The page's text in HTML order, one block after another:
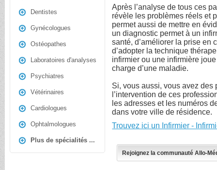
Dentistes
Gynécologues
Ostéopathes
Laboratoires d'analyses
Psychiatres
Vétérinaires
Cardiologues
Ophtalmologues
Plus de spécialités ...
Après l’analyse de tous ces
révèle les problèmes réels et
permet aussi de mettre en
un diagnostic permet à un
santé, d’améliorer la prise en
d’adopter la technique
infirmier ou une infirmière
charge d’une maladie.
Si, vous aussi, vous avez
l’intervention de ces
les adresses et les numéros
dans votre ville de résidence.
Trouvez ici un Infirmier -
Rejoignez la communauté Allo-